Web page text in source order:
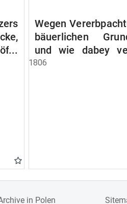
Wegen
bäuerlichen
und wie dabey
werden soll
1806
in Polen